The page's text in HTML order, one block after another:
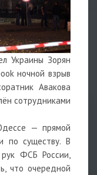
Украины Зорян
ночной взрыв
Авакова
сотрудниками
— прямой
по существу. В
ФСБ России,
что очередной